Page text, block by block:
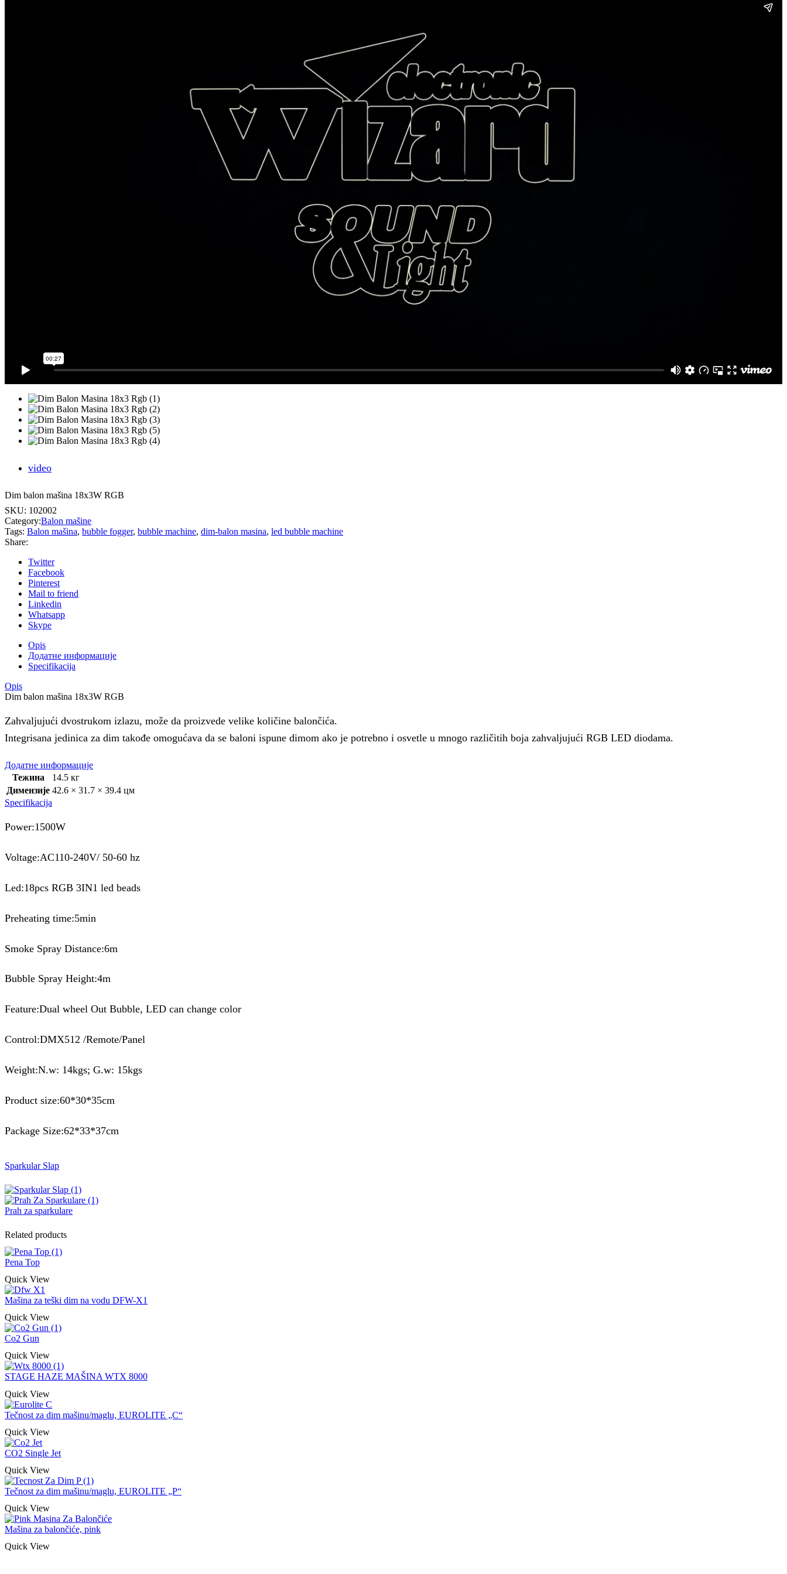
video
Dim balon mašina 18x3W RGB
SKU: 102002
Category:Balon mašine
Tags: Balon mašina, bubble fogger, bubble machine, dim-balon masina, led bubble machine
Share:
Twitter
Facebook
Pinterest
Mail to friend
Linkedin
Whatsapp
Skype
Opis
Додатне информације
Specifikacija
Opis
Dim balon mašina 18x3W RGB
Zahvaljujući dvostrukom izlazu, može da proizvede velike količine balončića.
Integrisana jedinica za dim takođe omogućava da se baloni ispune dimom ako je potrebno i osvetle u mnogo različitih boja zahvaljujući RGB LED diodama.
Додатне информације
Тежина
14.5 кг
Димензије 42.6 × 31.7 × 39.4 цм
Specifikacija
Power:1500W
Voltage:AC110-240V/ 50-60 hz
Led:18pcs RGB 3IN1 led beads
Preheating time:5min
Smoke Spray Distance:6m
Bubble Spray Height:4m
Feature:Dual wheel Out Bubble, LED can change color
Control:DMX512 /Remote/Panel
Weight:N.w: 14kgs; G.w: 15kgs
Product size:60*30*35cm
Package Size:62*33*37cm
Sparkular Slap
Prah za sparkulare
Related products
Pena Top
Quick View
Mašina za teški dim na vodu DFW-X1
Quick View
Co2 Gun
Quick View
STAGE HAZE MAŠINA WTX 8000
Quick View
Tečnost za dim mašinu/maglu, EUROLITE „C“
Quick View
CO2 Single Jet
Quick View
Tečnost za dim mašinu/maglu, EUROLITE „P“
Quick View
Mašina za balončiće, pink
Quick View